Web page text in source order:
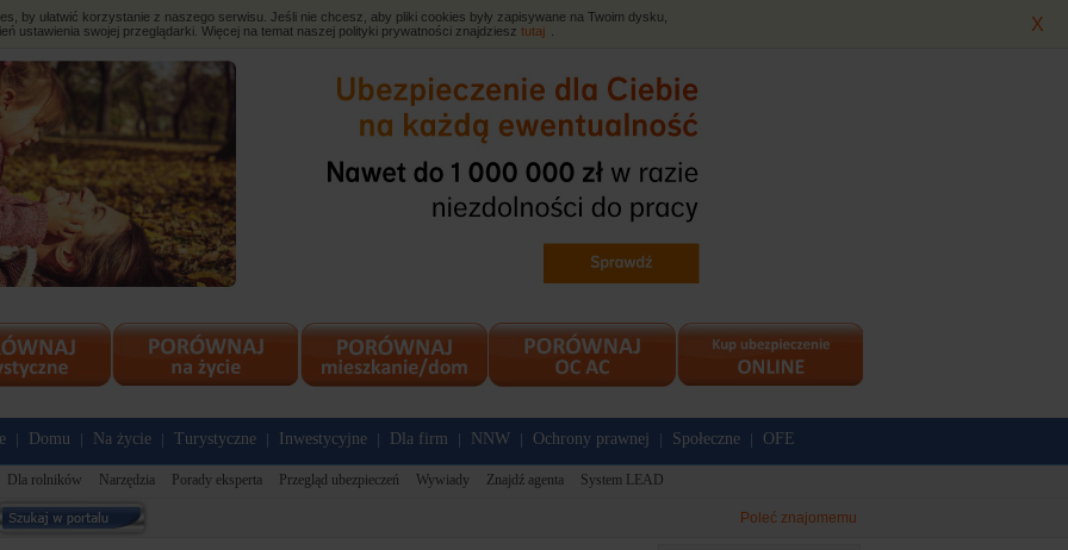
X
by ułatwić korzystanie z naszego serwisu. Jeśli nie chcesz, aby pliki cookies były zapisywane na Twoim dysku,
ustawienia swojej przeglądarki. Więcej na temat naszej polityki prywatności znajdziesz tutaj
Domu Na życie Turystyczne Inwestycyjne Dla firm NNW Ochrony prawnej Społeczne OFE
Dla rolników Narzędzia Porady eksperta Przegląd ubezpieczeń Wywiady Znajdź agenta System LEAD
Poleć znajomemu